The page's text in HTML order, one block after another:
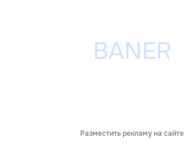
Разместить рекламу на сайте